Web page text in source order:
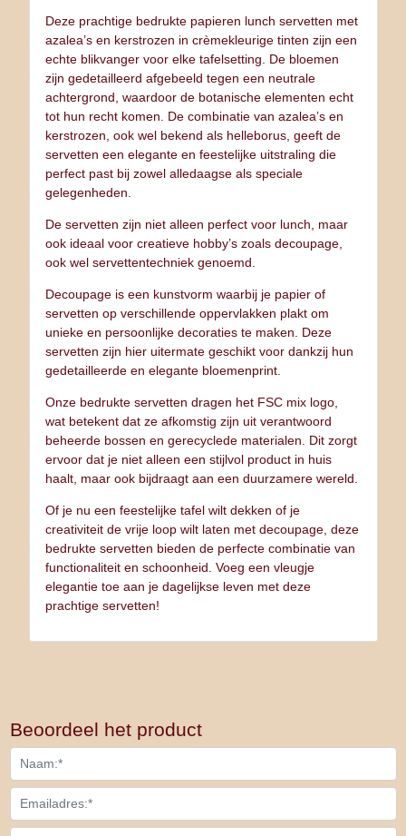
Deze prachtige bedrukte papieren lunch servetten met
azalea’s en kerstrozen in crèmekleurige tinten zijn een
echte blikvanger voor elke tafelsetting. De bloemen
zijn gedetailleerd afgebeeld tegen een neutrale
achtergrond, waardoor de botanische elementen echt
tot hun recht komen. De combinatie van azalea’s en
kerstrozen, ook wel bekend als helleborus, geeft de
servetten een elegante en feestelijke uitstraling die
perfect past bij zowel alledaagse als speciale
gelegenheden.
De servetten zijn niet alleen perfect voor lunch, maar
ook ideaal voor creatieve hobby’s zoals decoupage,
ook wel servettentechniek genoemd.
Decoupage is een kunstvorm waarbij je papier of
servetten op verschillende oppervlakken plakt om
unieke en persoonlijke decoraties te maken. Deze
servetten zijn hier uitermate geschikt voor dankzij hun
gedetailleerde en elegante bloemenprint.
Onze bedrukte servetten dragen het FSC mix logo,
wat betekent dat ze afkomstig zijn uit verantwoord
beheerde bossen en gerecyclede materialen. Dit zorgt
ervoor dat je niet alleen een stijlvol product in huis
haalt, maar ook bijdraagt aan een duurzamere wereld.
Of je nu een feestelijke tafel wilt dekken of je
creativiteit de vrije loop wilt laten met decoupage, deze
bedrukte servetten bieden de perfecte combinatie van
functionaliteit en schoonheid. Voeg een vleugje
elegantie toe aan je dagelijkse leven met deze
prachtige servetten!
Beoordeel het product